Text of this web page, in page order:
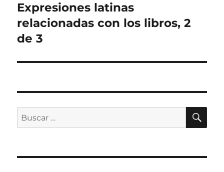
Entrada
siguiente:
Expresiones latinas
relacionadas con los libros, 2
de 3
Buscar
por: